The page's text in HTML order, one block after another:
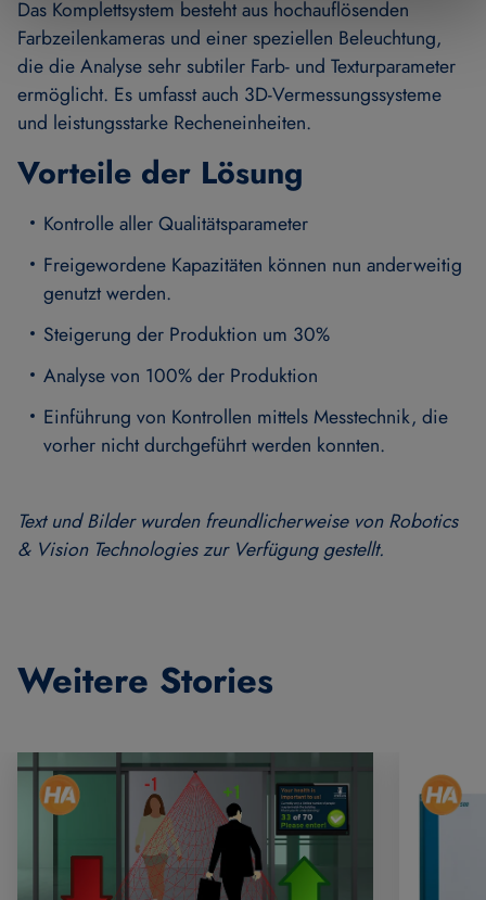
Das Komplettsystem besteht aus hochauflösenden
Farbzeilenkameras und einer speziellen Beleuchtung,
die die Analyse sehr subtiler Farb- und Texturparameter
ermöglicht. Es umfasst auch 3D-Vermessungssysteme
und leistungsstarke Recheneinheiten.
Vorteile der Lösung
Kontrolle aller Qualitätsparameter
Freigewordene Kapazitäten können nun anderweitig
genutzt werden.
Steigerung der Produktion um 30%
Analyse von 100% der Produktion
Einführung von Kontrollen mittels Messtechnik, die
vorher nicht durchgeführt werden konnten.
Text und Bilder wurden freundlicherweise von Robotics
& Vision Technologies zur Verfügung gestellt.
Weitere Stories